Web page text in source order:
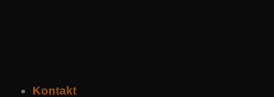
Kontakt